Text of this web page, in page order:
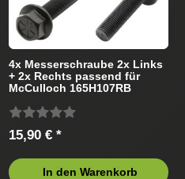
4x Messerschraube 2x Links
+ 2x Rechts passend für
McCulloch 165H107RB
15,90 € *
In den Warenkorb